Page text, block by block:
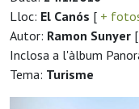
Lloc: El Canós [ +
Autor: Ramon Sunyer [
Inclosa a l'àlbum
Tema: Turisme